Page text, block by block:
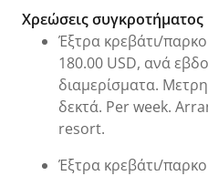
Χρεώσεις και επείγουσες
Χρεώσεις συγκροτήματος
Έξτρα κρεβάτι/
180.00 USD, ανά
διαμερίσματα.
δεκτά. Per week.
resort.
Έξτρα κρεβάτι/